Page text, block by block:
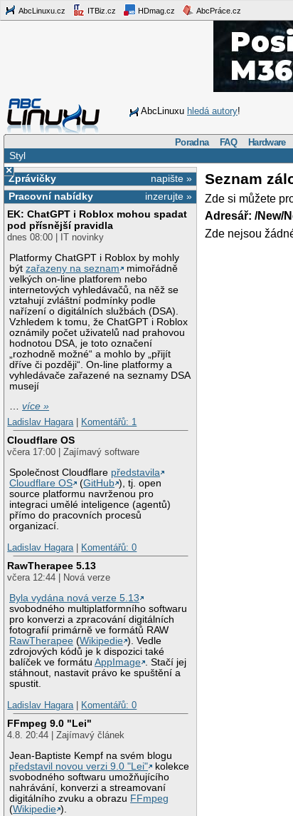
AbcLinuxu.cz ITBiz.cz HDmag.cz AbcPráce.cz
AbcLinuxu hledá autory!
Poradna FAQ Hardware
Styl
×
napište »
Zprávičky
inzerujte »
Pracovní nabídky
EK: ChatGPT i Roblox mohou spadat
pod přísnější pravidla
dnes 08:00 | IT novinky
Platformy ChatGPT i Roblox by mohly
býtzařazeny na seznam
mimořádně
velkých on-line platforem nebo
internetových vyhledávačů, na něž se
vztahují zvláštní podmínky podle
nařízení o digitálních službách (DSA).
Vzhledem k tomu, že ChatGPT i Roblox
oznámily počet uživatelů nad prahovou
hodnotou DSA, je toto označení
„rozhodně možné“ a mohlo by „přijít
dříve či později“. On-line platformy a
vyhledávače zařazené na seznamy DSA
musejí
…více »
Ladislav Hagara
Komentářů: 1
Cloudflare OS
včera 17:00 | Zajímavý software
Společnost Cloudflare představila
Cloudflare OS
(GitHub ), tj. open
source platformu navrženou pro
integraci umělé inteligence (agentů)
přímo do pracovních procesů
organizací.
Ladislav Hagara
Komentářů: 0
RawTherapee 5.13
včera 12:44 | Nová verze
Byla vydána nová verze 5.13
svobodného multiplatformního softwaru
pro konverzi a zpracování digitálních
fotografií primárně ve formátů RAW
RawTherapee (Wikipedie ). Vedle
zdrojových kódů je k dispozici také
balíček ve formátuAppImage . Stačí jej
stáhnout, nastavit právo ke spuštění a
spustit.
Ladislav Hagara
Komentářů: 0
FFmpeg 9.0 "Lei"
4.8. 20:44 | Zajímavý článek
Jean-Baptiste Kempf na svém blogu
představil novou verzi 9.0 "Lei"
kolekce
svobodného softwaru umožňujícího
nahrávání, konverzi a streamovaní
digitálního zvuku a obrazu FFmpeg
(Wikipedie ).
Seznam
Zde si můžete
Adresář: /New/
Zde nejsou